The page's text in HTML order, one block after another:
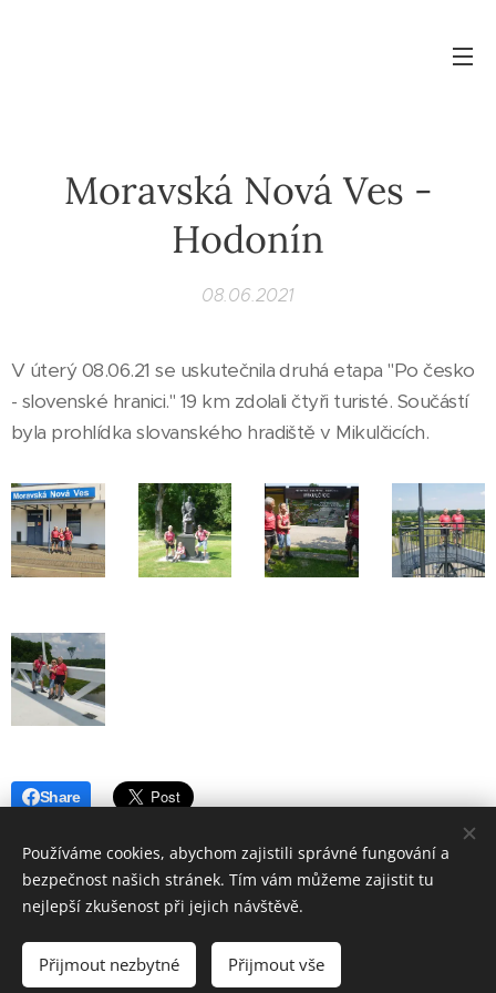
Moravská Nová Ves -
Hodonín
08.06.2021
V úterý 08.06.21 se uskutečnila druhá etapa "Po česko
- slovenské hranici." 19 km zdolali čtyři turisté. Součástí
byla prohlídka slovanského hradiště v Mikulčicích.
Share
© 2019 Hostinec u nádraží Červenka | Všechna práva vyhrazena
Vytvořeno službouWebnode
Používáme cookies, abychom zajistili správné fungování a
bezpečnost našich stránek. Tím vám můžeme zajistit tu
nejlepší zkušenost při jejich návštěvě.
Přijmout nezbytné Přijmout vše